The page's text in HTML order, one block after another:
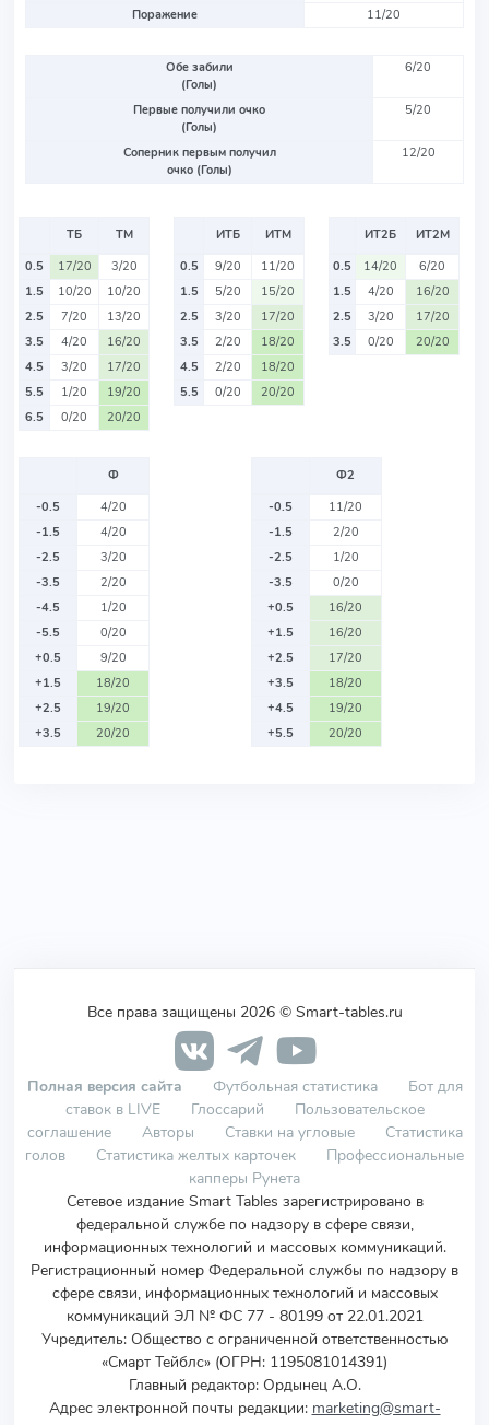
Поражение
11/20
Обе забили
(Голы)
6/20
Первые получили очко
(Голы)
5/20
Соперник первым получил
очко (Голы)
12/20
ТБ
ТМ
0.5
17/20
3/20
1.5
10/20
10/20
2.5
7/20
13/20
3.5
4/20
16/20
4.5
3/20
17/20
5.5
1/20
19/20
6.5
0/20 20/20
ИТБ
ИТМ
0.5
9/20
11/20
1.5
5/20
15/20
2.5
3/20
17/20
3.5
2/20
18/20
4.5
2/20
18/20
5.5
0/20 20/20
ИТ2Б
ИТ2М
0.5
14/20
6/20
1.5
4/20
16/20
2.5
3/20
17/20
3.5
0/20 20/20
Ф
-0.5
4/20
-1.5
4/20
-2.5
3/20
-3.5
2/20
-4.5
1/20
-5.5
0/20
+0.5
9/20
+1.5
18/20
+2.5
19/20
+3.5
20/20
Ф2
-0.5
11/20
-1.5
2/20
-2.5
1/20
-3.5
0/20
+0.5
16/20
+1.5
16/20
+2.5
17/20
+3.5
18/20
+4.5
19/20
+5.5
20/20
Все права защищены 2026 © Smart-tables.ru
Полная версия сайта Футбольная статистика
Бот для
ставок в LIVE
Глоссарий
Пользовательское
соглашение
Авторы Ставки на угловые
Статистика
голов
Статистика желтых карточек
Профессиональные
капперы Рунета
Сетевое издание Smart Tables зарегистрировано в
федеральной службе по надзору в сфере связи,
информационных технологий и массовых коммуникаций.
Регистрационный номер Федеральной службы по надзору в
сфере связи, информационных технологий и массовых
коммуникаций ЭЛ № ФС 77 - 80199 от 22.01.2021
Учредитель: Общество с ограниченной ответственностью
«Смарт Тейблс» (ОГРН: 1195081014391)
Главный редактор: Ордынец А.О.
Адрес электронной почты редакции: marketing@smart-